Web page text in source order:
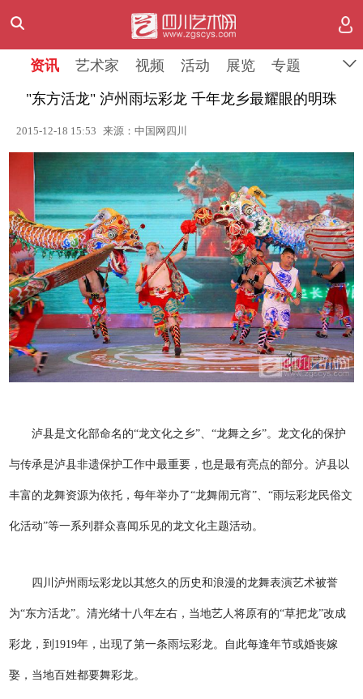
资讯 艺术家 视频 活动 展览 专题
"东方活龙" 泸州雨坛彩龙 千年龙乡最耀眼的明珠
2015-12-18 15:53 来源：中国网四川
泸县是文化部命名的“龙文化之乡”、“龙舞之乡”。龙文化的保护
与传承是泸县非遗保护工作中最重要，也是最有亮点的部分。泸县以
丰富的龙舞资源为依托，每年举办了“龙舞闹元宵”、“雨坛彩龙民俗文
化活动”等一系列群众喜闻乐见的龙文化主题活动。
四川泸州雨坛彩龙以其悠久的历史和浪漫的龙舞表演艺术被誉
为“东方活龙”。清光绪十八年左右，当地艺人将原有的“草把龙”改成
彩龙，到1919年，出现了第一条雨坛彩龙。自此每逢年节或婚丧嫁
娶，当地百姓都要舞彩龙。